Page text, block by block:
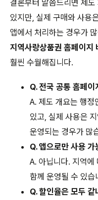
결론부터 말씀드리면 제
있지만, 실제 구매와 사용
앱에서 처리하는 경우가
지역사랑상품권 홈페이지
훨씬 수월해집니다.
Q. 전국 공통 홈페
A. 제도 개요는 행정
있고, 실제 사용은
운영되는 경우가 많
Q. 앱으로만 사용 가
A. 아닙니다. 지역에
함께 운영될 수 있습
Q. 할인율은 모두 같